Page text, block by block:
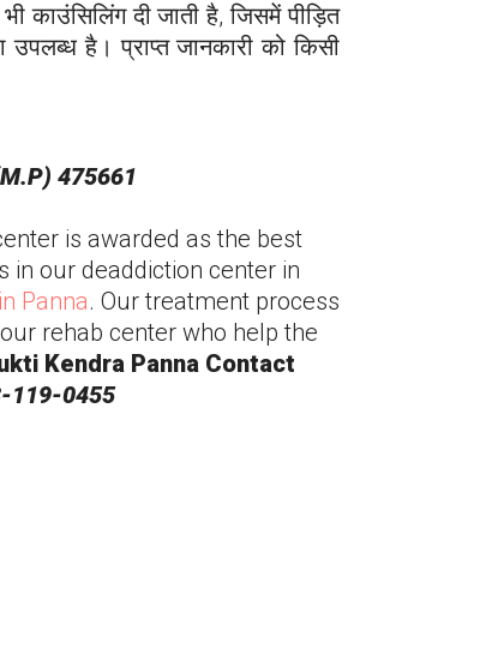
काउंसिलिंग दी जाती है, जिसमें पीड़ित
उपलब्ध है। प्राप्त जानकारी को किसी
475661
is awarded as the best
in our deaddiction center in
Panna. Our treatment process
rehab center who help the
Kendra Panna Contact
119-0455